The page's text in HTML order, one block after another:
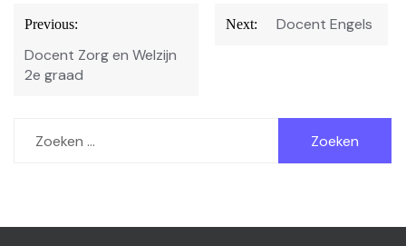
Bericht
navigatie
Previous:
Docent Zorg en Welzijn
2e graad
Next: Docent Engels
naar: